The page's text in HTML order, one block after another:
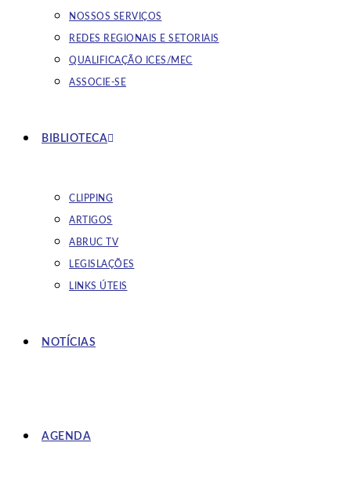
NOSSOS SERVIÇOS
REDES REGIONAIS E SETORIAIS
QUALIFICAÇÃO ICES/MEC
ASSOCIE-SE
BIBLIOTECA
CLIPPING
ARTIGOS
ABRUC TV
LEGISLAÇÕES
LINKS ÚTEIS
NOTÍCIAS
AGENDA